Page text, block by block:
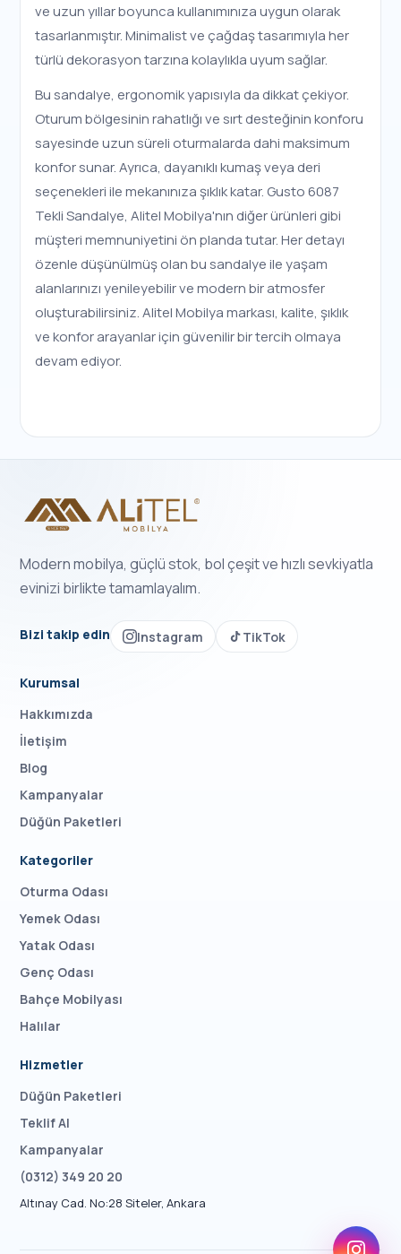
ve uzun yıllar boyunca kullanımınıza uygun olarak
tasarlanmıştır. Minimalist ve çağdaş tasarımıyla her
türlü dekorasyon tarzına kolaylıkla uyum sağlar.
Bu sandalye, ergonomik yapısıyla da dikkat çekiyor.
Oturum bölgesinin rahatlığı ve sırt desteğinin konforu
sayesinde uzun süreli oturmalarda dahi maksimum
konfor sunar. Ayrıca, dayanıklı kumaş veya deri
seçenekleri ile mekanınıza şıklık katar. Gusto 6087
Tekli Sandalye, Alitel Mobilya'nın diğer ürünleri gibi
müşteri memnuniyetini ön planda tutar. Her detayı
özenle düşünülmüş olan bu sandalye ile yaşam
alanlarınızı yenileyebilir ve modern bir atmosfer
oluşturabilirsiniz. Alitel Mobilya markası, kalite, şıklık
ve konfor arayanlar için güvenilir bir tercih olmaya
devam ediyor.
Modern mobilya, güçlü stok, bol çeşit ve hızlı sevkiyatla
evinizi birlikte tamamlayalım.
Bizi takip edin Instagram TikTok
Kurumsal
Hakkımızda
İletişim
Blog
Kampanyalar
Düğün Paketleri
Kategoriler
Oturma Odası
Yemek Odası
Yatak Odası
Genç Odası
Bahçe Mobilyası
Halılar
Hizmetler
Düğün Paketleri
Teklif Al
Kampanyalar
(0312) 349 20 20
Altınay Cad. No:28 Siteler, Ankara